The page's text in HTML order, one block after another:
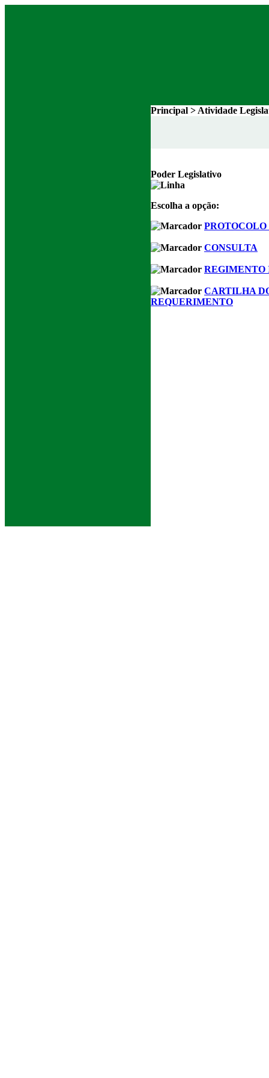
Principal > Atividade
Poder Legislativo
Escolha a opção:
CONSULTA
REGIMENTO
CARTILHA
REQUERIMENTO